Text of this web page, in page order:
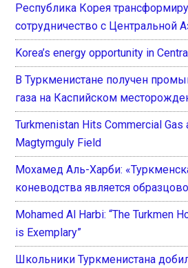
Республика Корея
сотрудничество с Центральной
Korea’s energy opportunity in
В Туркменистане получен
газа на Каспийском
Turkmenistan Hits Commercial Gas
Magtymguly Field
Мохамед Аль-Харби:
коневодства является
Mohamed Al Harbi: “The Turkmen
is Exemplary”
Школьники Туркменистана